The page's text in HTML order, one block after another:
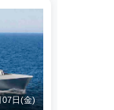
07日(金)